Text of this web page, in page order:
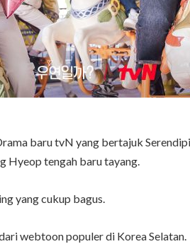
baru tvN yang bertajuk
Hyeop tengah baru tayang.
yang cukup bagus.
webtoon populer di Korea Selatan.